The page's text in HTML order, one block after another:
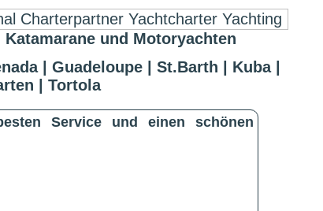
Katamarane und Motoryachten
| Guadeloupe | St.Barth | Kuba |
| Tortola
Service und einen schönen